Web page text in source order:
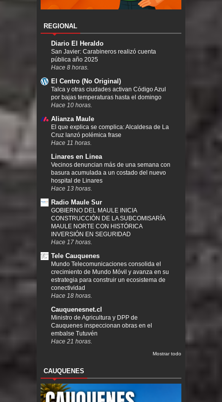
REGIONAL
Diario El Heraldo
San Javier: Carabineros realizó cuenta
pública año 2025
Hace 8 horas.
El Centro (No Original)
Talca y otras ciudades activan Código Azul
por bajas temperaturas hasta el domingo
Hace 10 horas.
Alianza Maule
El que explica se complica: Alcaldesa de La
Cruz lanzó polémica frase
Hace 11 horas.
Linares en Linea
Vecinos denuncian más de una semana con
basura acumulada a un costado del nuevo
hospital de Linares
Hace 13 horas.
Radio Maule Sur
GOBIERNO DEL MAULE INICIA
CONSTRUCCIÓN DE LA SUBCOMISARÍA
MAULE NORTE CON HISTÓRICA
INVERSIÓN EN SEGURIDAD
Hace 17 horas.
Tele Cauquenes
Mundo Telecomunicaciones consolida el
crecimiento de Mundo Móvil y avanza en su
estrategia para construir un ecosistema de
conectividad
Hace 18 horas.
Cauquenesnet.cl
Ministro de Agricultura y DPP de
Cauquenes inspeccionan obras en el
embalse Tutuvén
Hace 21 horas.
Mostrar todo
CAUQUENES